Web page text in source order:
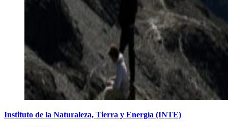
Instituto de la Naturaleza, Tierra y Energía (INTE)